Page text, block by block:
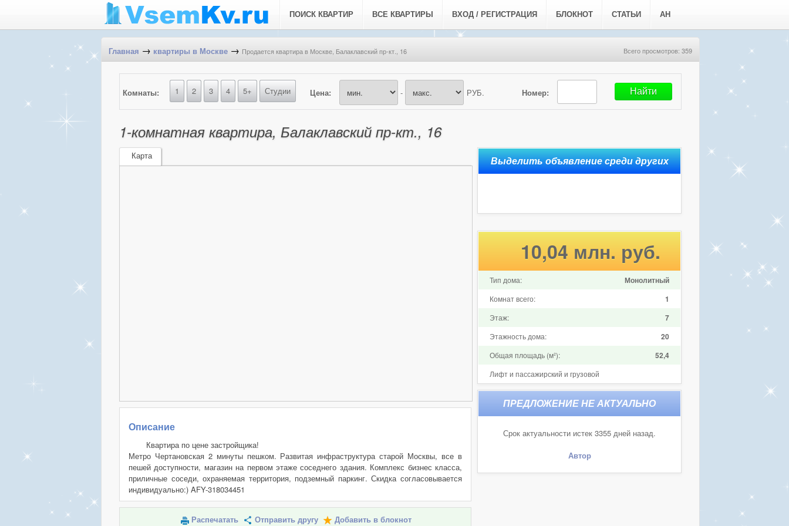
ПОИСК КВАРТИР ВСЕ КВАРТИРЫ ВХОД / РЕГИСТРАЦИЯ БЛОКНОТ СТАТЬИ АН
Главная → квартиры в Москве → Продается квартира в Москве, Балаклавский пр-кт., 16 Всего просмотров: 359
Номер:
Комнаты: 1 2 3 4 5+ Студии Цена: - РУБ.
1-комнатная квартира, Балаклавский пр-кт., 16
Карта
Описание
Квартира по цене застройщика!
Метро Чертановская 2 минуты пешком. Развитая инфраструктура старой Москвы, все в
пешей доступности, магазин на первом этаже соседнего здания. Комплекс бизнес класса,
приличные соседи, охраняемая территория, подземный паркинг. Скидка согласовывается
индивидуально:) AFY-318034451
Распечатать Отправить другу Добавить в блокнот
10,04 млн. руб.
Тип дома: Монолитный
Комнат всего: 1
Этаж: 7
Этажность дома: 20
Общая площадь (м²): 52,4
Лифт и пассажирский и грузовой
Срок актуальности истек 3355 дней назад.
Автор